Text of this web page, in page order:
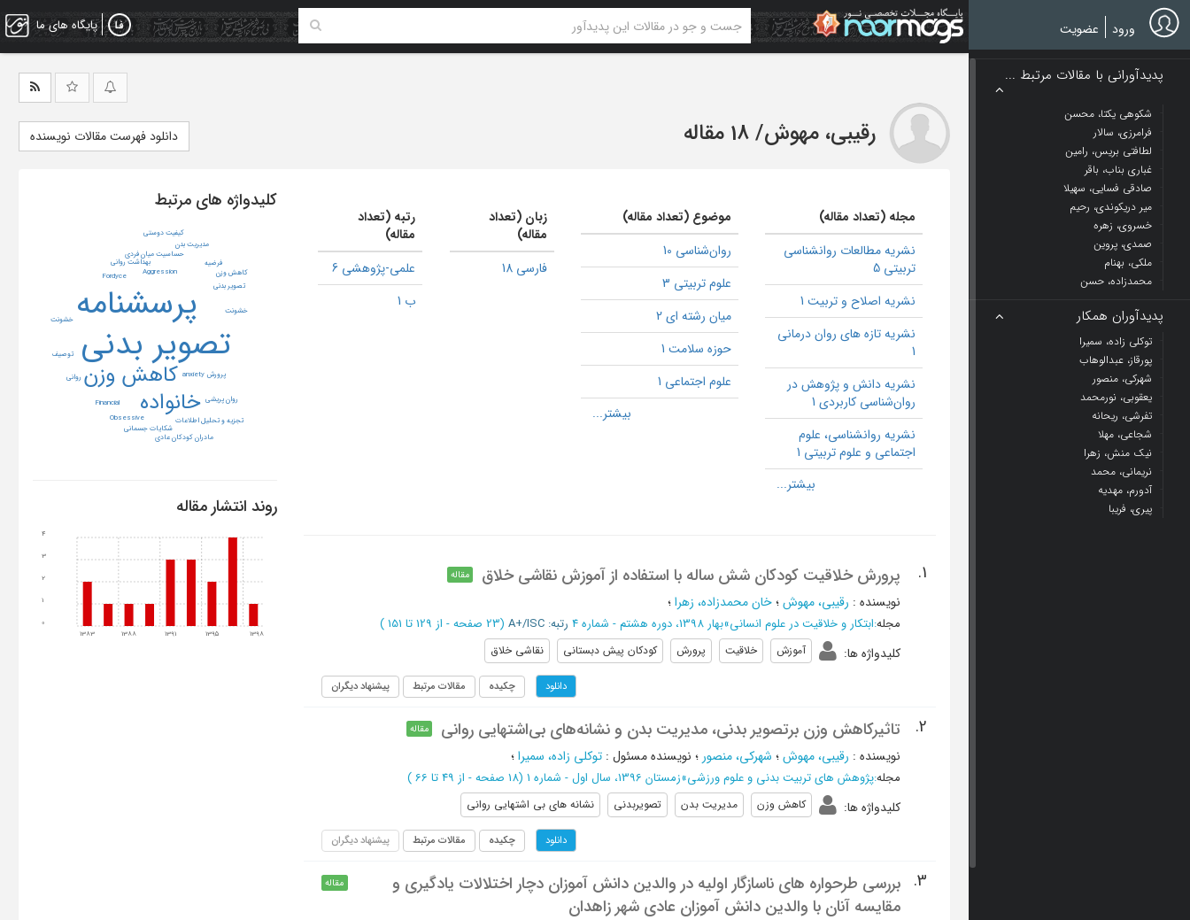
Skip
to
main
پایگاه های ما ورود عضویت
پدیدآورانی با مقالات مرتبط ...
شکوهی یکتا، محسن
فرامرزی، سالار
لطافتی بریس، رامین
غباری بناب، باقر
صادقی فسایی، سهیلا
میر دریکوندی، رحیم
خسروی، زهره
صمدی، پروین
ملکی، بهنام
محمدزاده، حسن
پدیدآوران همکار
توکلی زاده، سمیرا
پورقاز، عبدالوهاب
شهرکی، منصور
یعقوبی، نورمحمد
تفرشی، ریحانه
شجاعی، مهلا
نیک منش، زهرا
نریمانی، محمد
آدورم، مهدیه
پیری، فریبا
رقیبی، مهوش/18 مقاله دانلود فهرست مقالات نویسنده
مجله (تعداد مقاله)
نشریه مطالعات روانشناسی
تربیتی 5
نشریه اصلاح و تربیت 1
نشریه تازه های روان درمانی
1
نشریه دانش و پژوهش در
روان‌شناسی کاربردی 1
نشریه روانشناسی، علوم
اجتماعی و علوم تربیتی 1
موضوع (تعداد مقاله)
روان‌شناسی 10
علوم تربیتی 3
میان رشته ای 2
حوزه سلامت 1
علوم اجتماعی 1
زبان (تعداد
مقاله)
فارسی 18
رتبه (تعداد
مقاله)
علمی-پژوهشی 6
ب 1
1. پرورش خلاقیت کودکان شش ساله با استفاده از آموزش نقاشی خلاق مقاله
نویسنده : رقیبی، مهوش؛خان محمدزاده، زهرا؛
مجله:ابتکار و خلاقیت در علوم انسانی»بهار 1398، دوره هشتم - شماره 4 رتبه: A+/ISC (‎23 صفحه - از 129 تا 151 )
کلیدواژه ها: آموزش خلاقیت پرورش کودکان پیش دبستانی نقاشی خلاق
دانلود چکیده مقالات مرتبط پیشنهاد دیگران
2. تاثیرکاهش وزن برتصویر بدنی، مدیریت بدن و نشانه‌های بی‌اشتهایی روانی مقاله
نویسنده : رقیبی، مهوش؛ شهرکی، منصور ؛ نویسنده مسئول : توکلی زاده، سمیرا؛
مجله:پژوهش های تربیت بدنی و علوم ورزشی»زمستان 1396، سال اول - شماره 1 (‎18 صفحه - از 49 تا 66 )
کلیدواژه ها: کاهش وزن مدیریت بدن تصویربدنی نشانه های بی اشتهایی روانی
دانلود چکیده مقالات مرتبط پیشنهاد دیگران
3.
بررسی طرحواره های ناسازگار اولیه در والدین دانش آموزان دچار اختلالات یادگیری و
مقایسه آنان با والدین دانش آموزان عادی شهر زاهدان
مقاله
کلیدواژه های مرتبط
تصویر بدنی
پرسشنامه
کاهش وزن
خانواده
Aggression
anxiety
Financial
Fordyce
Obsessive
بهداشت روانی
پرورش
حساسیت میان فردی
خشونت
روان پریشی
شکایات جسمانی
تجزیه و تحلیل اطلاعات
تصویر بدنی
توصیف
خشونت
روانی
فرضیه
مادران کودکان عادی
مدیریت بدن
کاهش وزن
کیفیت دوستی
روند انتشار مقاله
1383 1388 1391 1395 1398
0
1
2
3
4